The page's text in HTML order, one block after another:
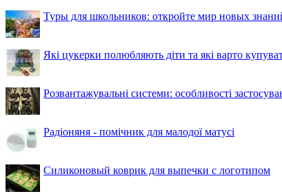
Туры для школьников: откройте мир новых
Які цукерки полюбляють діти та які варто
Розвантажувальні системи: особливості
Радіоняня - помічник для малодої матусі
Силиконовый коврик для выпечки с логотипом